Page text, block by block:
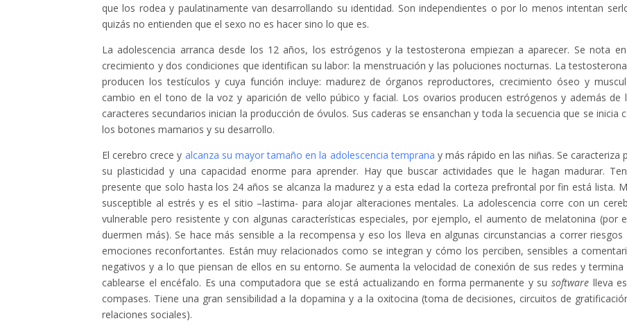
que los rodea y paulatinamente van desarrollando su identidad. Son independientes o por lo menos intentan
quizás no entienden que el sexo no es hacer sino lo que es.
La adolescencia arranca desde los 12 años, los estrógenos y la testosterona empiezan a aparecer. Se nota
crecimiento y dos condiciones que identifican su labor: la menstruación y las poluciones nocturnas. La
producen los testículos y cuya función incluye: madurez de órganos reproductores, crecimiento óseo y
cambio en el tono de la voz y aparición de vello púbico y facial. Los ovarios producen estrógenos y además de
caracteres secundarios inician la producción de óvulos. Sus caderas se ensanchan y toda la secuencia que se inicia
los botones mamarios y su desarrollo.
El cerebro crece y alcanza su mayor tamaño en la adolescencia temprana y más rápido en las niñas. Se caracteriza
su plasticidad y una capacidad enorme para aprender. Hay que buscar actividades que le hagan madurar.
presente que solo hasta los 24 años se alcanza la madurez y a esta edad la corteza prefrontal por fin está lista.
susceptible al estrés y es el sitio –lastima- para alojar alteraciones mentales. La adolescencia corre con un
vulnerable pero resistente y con algunas características especiales, por ejemplo, el aumento de melatonina (por
duermen más). Se hace más sensible a la recompensa y eso los lleva en algunas circunstancias a correr riesgos
emociones reconfortantes. Están muy relacionados como se integran y cómo los perciben, sensibles a
negativos y a lo que piensan de ellos en su entorno. Se aumenta la velocidad de conexión de sus redes y termina
cablearse el encéfalo. Es una computadora que se está actualizando en forma permanente y su software lleva
compases. Tiene una gran sensibilidad a la dopamina y a la oxitocina (toma de decisiones, circuitos de
relaciones sociales).